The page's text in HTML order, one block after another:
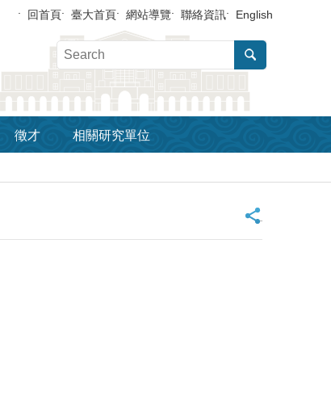
回首頁 臺大首頁 網站導覽 聯絡資訊 English
徵才 相關研究單位
_